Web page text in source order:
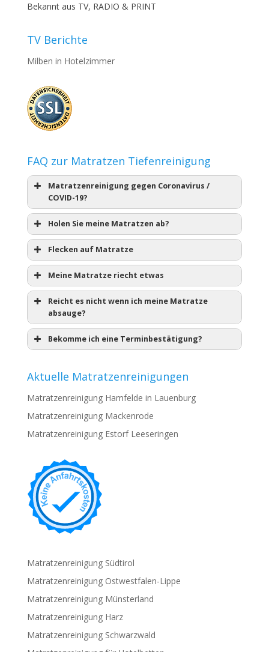
Bekannt aus TV, RADIO & PRINT
TV Berichte
Milben in Hotelzimmer
FAQ zur Matratzen Tiefenreinigung
Matratzenreinigung gegen Coronavirus /
COVID-19?
Holen Sie meine Matratzen ab?
Flecken auf Matratze
Meine Matratze riecht etwas
Reicht es nicht wenn ich meine Matratze
absauge?
Bekomme ich eine Terminbestätigung?
Aktuelle Matratzenreinigungen
Matratzenreinigung Hamfelde in Lauenburg
Matratzenreinigung Mackenrode
Matratzenreinigung Estorf Leeseringen
Matratzenreinigung Südtirol
Matratzenreinigung Ostwestfalen-Lippe
Matratzenreinigung Münsterland
Matratzenreinigung Harz
Matratzenreinigung Schwarzwald